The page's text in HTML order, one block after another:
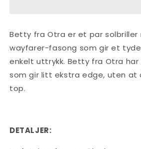
Betty fra Otra er et par
wayfarer-fasong som gir et
enkelt uttrykk. Betty fra Otra har
som gir litt ekstra edge, uten at
top.
DETALJER: